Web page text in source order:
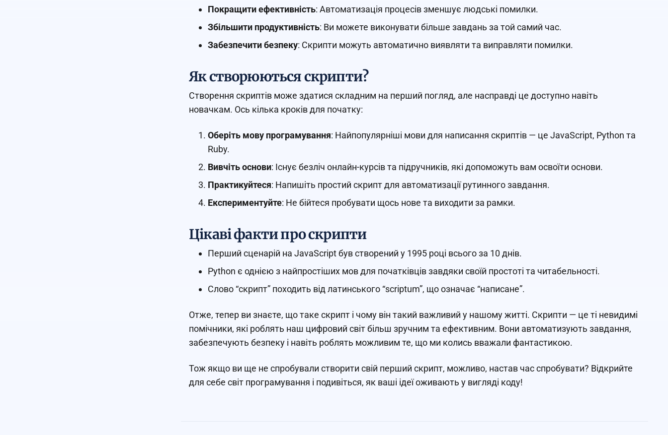
Покращити ефективність: Автоматизація процесів зменшує людські помилки.
Збільшити продуктивність: Ви можете виконувати більше завдань за той самий час.
Забезпечити безпеку: Скрипти можуть автоматично виявляти та виправляти помилки.
Як створюються скрипти?
Створення скриптів може здатися складним на перший погляд, але насправді це доступно навіть
новачкам. Ось кілька кроків для початку:
Оберіть мову програмування: Найпопулярніші мови для написання скриптів — це JavaScript, Python та
Ruby.
Вивчіть основи: Існує безліч онлайн-курсів та підручників, які допоможуть вам освоїти основи.
Практикуйтеся: Напишіть простий скрипт для автоматизації рутинного завдання.
Експериментуйте: Не бійтеся пробувати щось нове та виходити за рамки.
Цікаві факти про скрипти
Перший сценарій на JavaScript був створений у 1995 році всього за 10 днів.
Python є однією з найпростіших мов для початківців завдяки своїй простоті та читабельності.
Слово “скрипт” походить від латинського “scriptum”, що означає “написане”.
Отже, тепер ви знаєте, що таке скрипт і чому він такий важливий у нашому житті. Скрипти — це ті невидимі
помічники, які роблять наш цифровий світ більш зручним та ефективним. Вони автоматизують завдання,
забезпечують безпеку і навіть роблять можливим те, що ми колись вважали фантастикою.
Тож якщо ви ще не спробували створити свій перший скрипт, можливо, настав час спробувати? Відкрийте
для себе світ програмування і подивіться, як ваші ідеї оживають у вигляді коду!